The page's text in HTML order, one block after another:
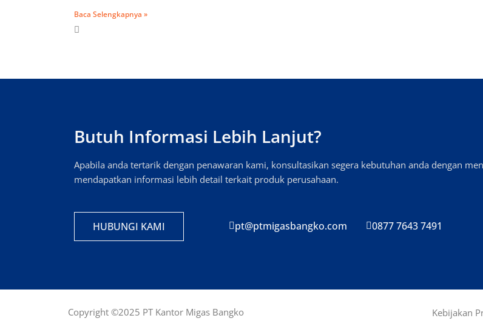
Baca Selengkapnya »
Butuh Informasi Lebih Lanjut?
Apabila anda tertarik dengan penawaran kami, konsultasikan segera kebutuhan anda dengan
mendapatkan informasi lebih detail terkait produk perusahaan.
HUBUNGI KAMI pt@ptmigasbangko.com 0877 7643 7491
Copyright ©2025 PT Kantor Migas Bangko Kebijakan